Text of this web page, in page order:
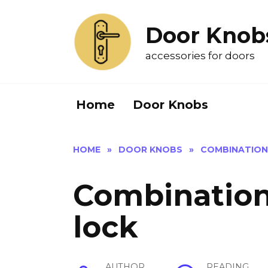
Door
accessories for doors
Home Door Knobs
HOME » DOOR KNOBS »
lock